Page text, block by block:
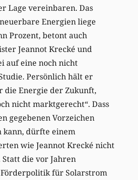
Lage vereinbaren. Das
Energien liege
Prozent, betont auch
Jeannot Krecké und
auf eine noch nicht
Persönlich hält er
die Energie der Zukunft,
nicht marktgerecht“. Dass
gegebenen Vorzeichen
kann, dürfte einem
wie Jeannot Krecké nicht
die vor Jahren
Förderpolitik für Solarstrom